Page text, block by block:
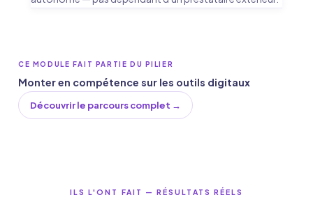
CE MODULE FAIT PARTIE DU PILIER
Monter en compétence sur les outils digitaux
Découvrir le parcours complet →
ILS L'ONT FAIT — RÉSULTATS RÉELS